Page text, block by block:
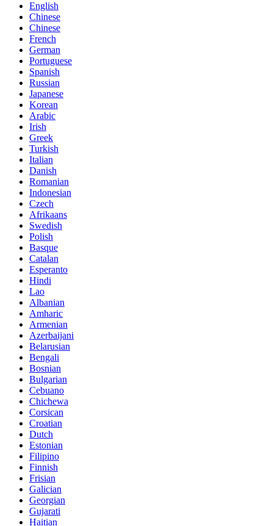
English
Chinese
Chinese
French
German
Portuguese
Spanish
Russian
Japanese
Korean
Arabic
Irish
Greek
Turkish
Italian
Danish
Romanian
Indonesian
Czech
Afrikaans
Swedish
Polish
Basque
Catalan
Esperanto
Hindi
Lao
Albanian
Amharic
Armenian
Azerbaijani
Belarusian
Bengali
Bosnian
Bulgarian
Cebuano
Chichewa
Corsican
Croatian
Dutch
Estonian
Filipino
Finnish
Frisian
Galician
Georgian
Gujarati
Haitian